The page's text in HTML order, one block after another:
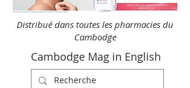
Distribué dans toutes les pharmacies du
Cambodge
Cambodge Mag in English